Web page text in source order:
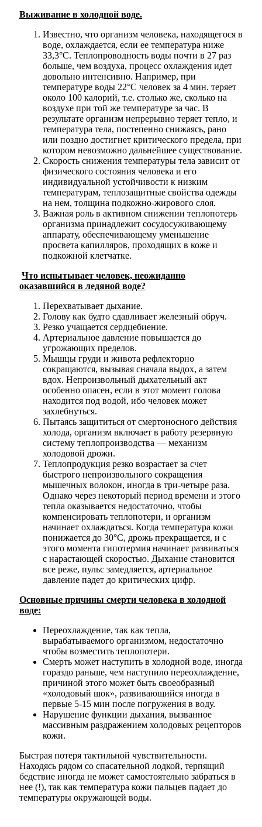
Выживание в холодной воде.
Известно, что организм человека, находящегося в
воде, охлаждается, если ее температура ниже
33,3°С. Теплопроводность воды почти в 27 раз
больше, чем воздуха, процесс охлаждения идет
довольно интенсивно. Например, при
температуре воды 22°С человек за 4 мин. теряет
около 100 калорий, т.е. столько же, сколько на
воздухе при той же температуре за час. В
результате организм непрерывно теряет тепло, и
температура тела, постепенно снижаясь, рано
или поздно достигнет критического предела, при
котором невозможно дальнейшее существование.
Скорость снижения температуры тела зависит от
физического состояния человека и его
индивидуальной устойчивости к низким
температурам, теплозащитные свойства одежды
на нем, толщина подкожно-жирового слоя.
Важная роль в активном снижении теплопотерь
организма принадлежит сосудосуживающему
аппарату, обеспечивающему уменьшение
просвета капилляров, проходящих в коже и
подкожной клетчатке.
Что испытывает человек, неожиданно
оказавшийся в ледяной воде?
Перехватывает дыхание.
Голову как будто сдавливает железный обруч.
Резко учащается сердцебиение.
Артериальное давление повышается до
угрожающих пределов.
Мышцы груди и живота рефлекторно
сокращаются, вызывая сначала выдох, а затем
вдох. Непроизвольный дыхательный акт
особенно опасен, если в этот момент голова
находится под водой, ибо человек может
захлебнуться.
Пытаясь защититься от смертоносного действия
холода, организм включает в работу резервную
систему теплопроизводства — механизм
холодовой дрожи.
Теплопродукция резко возрастает за счет
быстрого непроизвольного сокращения
мышечных волокон, иногда в три-четыре раза.
Однако через некоторый период времени и этого
тепла оказывается недостаточно, чтобы
компенсировать теплопотери, и организм
начинает охлаждаться. Когда температура кожи
понижается до 30°С, дрожь прекращается, и с
этого момента гипотермия начинает развиваться
с нарастающей скоростью. Дыхание становится
все реже, пульс замедляется, артериальное
давление падет до критических цифр.
Основные причины смерти человека в холодной
воде:
Переохлаждение, так как тепла,
вырабатываемого организмом, недостаточно
чтобы возместить теплопотери.
Смерть может наступить в холодной воде, иногда
гораздо раньше, чем наступило переохлаждение,
причиной этого может быть своеобразный
«холодовый шок», развивающийся иногда в
первые 5-15 мин после погружения в воду.
Нарушение функции дыхания, вызванное
массивным раздражением холодовых рецепторов
кожи.
Быстрая потеря тактильной чувствительности.
Находясь рядом со спасательной лодкой, терпящий
бедствие иногда не может самостоятельно забраться в
нее (!), так как температура кожи пальцев падает до
температуры окружающей воды.
Об округе
Дума